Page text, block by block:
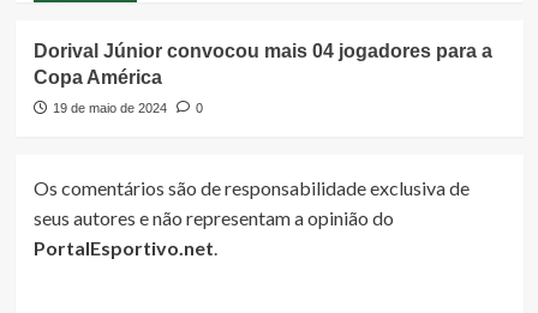
Dorival Júnior convocou mais 04 jogadores para a
Copa América
19 de maio de 2024 0
Os comentários são de responsabilidade exclusiva de
seus autores e não representam a opinião do
PortalEsportivo.net.